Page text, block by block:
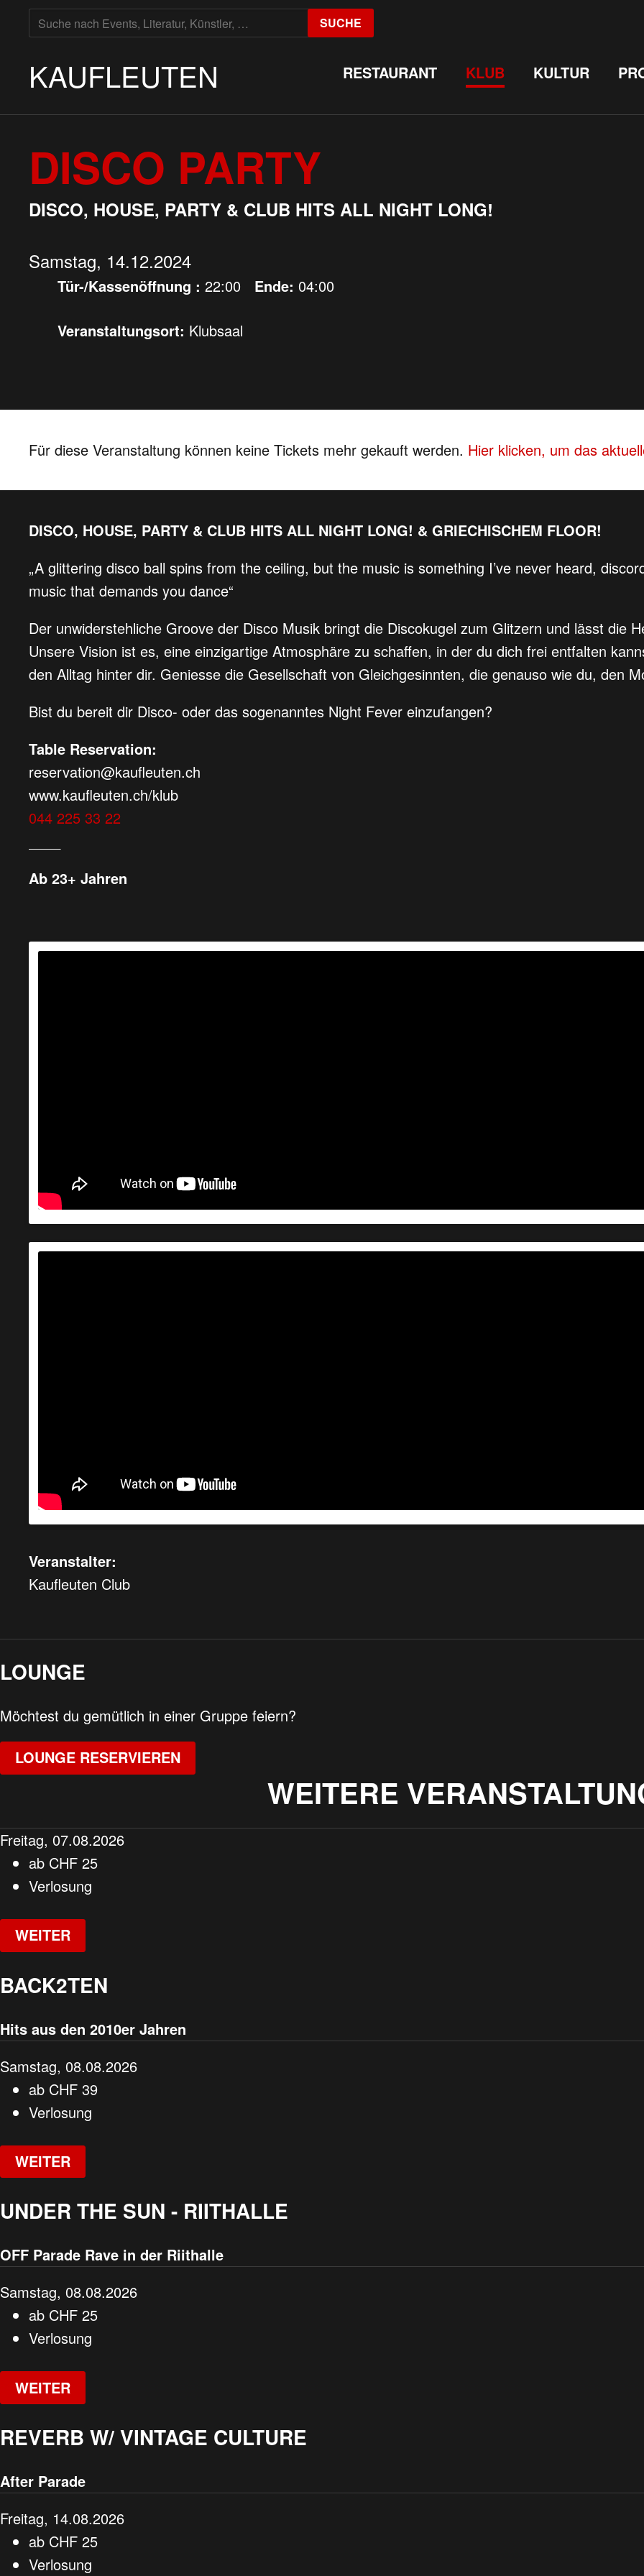
SUCHE
NACH:
SUCHE
KAUFLEUTEN RESTAURANT KLUB KULTUR
DISCO PARTY
DISCO, HOUSE, PARTY & CLUB HITS ALL NIGHT LONG!
Samstag, 14.12.2024
Tür-/Kassenöffnung : 22:00 Ende: 04:00
Veranstaltungsort: Klubsaal
Für diese Veranstaltung können keine Tickets mehr gekauft werden. Hier klicken, um das
DISCO, HOUSE, PARTY & CLUB HITS ALL NIGHT LONG! & GRIECHISCHEM FLOOR!
„A glittering disco ball spins from the ceiling, but the music is something I’ve never heard,
music that demands you dance“
Der unwiderstehliche Groove der Disco Musik bringt die Discokugel zum Glitzern und lässt die
Unsere Vision ist es, eine einzigartige Atmosphäre zu schaffen, in der du dich frei entfalten
den Alltag hinter dir. Geniesse die Gesellschaft von Gleichgesinnten, die genauso wie du, den
Bist du bereit dir Disco- oder das sogenanntes Night Fever einzufangen?
Table Reservation:
reservation@kaufleuten.ch
www.kaufleuten.ch/klub
044 225 33 22
Ab 23+ Jahren
Veranstalter:
Kaufleuten Club
LOUNGE
Möchtest du gemütlich in einer Gruppe feiern?
LOUNGE RESERVIEREN
WEITERE
Freitag, 07.08.2026
ab CHF 25
Verlosung
WEITER
BACK2TEN
Hits aus den 2010er Jahren
Samstag, 08.08.2026
ab CHF 39
Verlosung
WEITER
UNDER THE SUN - RIITHALLE
OFF Parade Rave in der Riithalle
Samstag, 08.08.2026
ab CHF 25
Verlosung
WEITER
REVERB W/ VINTAGE CULTURE
After Parade
Freitag, 14.08.2026
ab CHF 25
Verlosung